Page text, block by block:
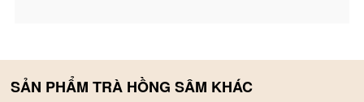
SẢN PHẨM TRÀ HỒNG SÂM KHÁC